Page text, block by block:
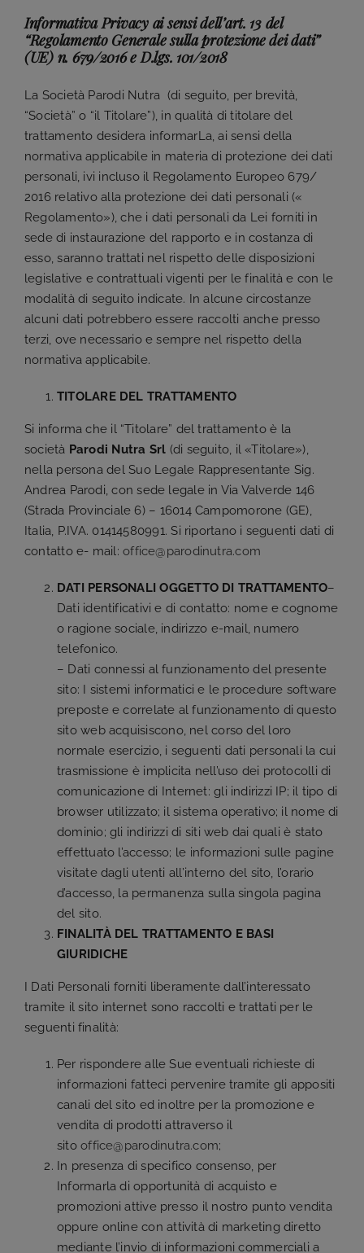
Informativa Privacy ai sensi dell’art. 13 del
“Regolamento Generale sulla protezione dei dati”
(UE) n. 679/2016 e D.lgs. 101/2018
La Società Parodi Nutra (di seguito, per brevità,
“Società” o “il Titolare”), in qualità di titolare del
trattamento desidera informarLa, ai sensi della
normativa applicabile in materia di protezione dei dati
personali, ivi incluso il Regolamento Europeo 679/
2016 relativo alla protezione dei dati personali («
Regolamento»), che i dati personali da Lei forniti in
sede di instaurazione del rapporto e in costanza di
esso, saranno trattati nel rispetto delle disposizioni
legislative e contrattuali vigenti per le finalità e con le
modalità di seguito indicate. In alcune circostanze
alcuni dati potrebbero essere raccolti anche presso
terzi, ove necessario e sempre nel rispetto della
normativa applicabile.
TITOLARE DEL TRATTAMENTO
Si informa che il “Titolare” del trattamento è la
società Parodi Nutra Srl (di seguito, il «Titolare»),
nella persona del Suo Legale Rappresentante Sig.
Andrea Parodi, con sede legale in Via Valverde 146
(Strada Provinciale 6) – 16014 Campomorone (GE),
Italia, P.IVA. 01414580991. Si riportano i seguenti dati di
contatto e- mail:office@parodinutra.com
DATI PERSONALI OGGETTO DI TRATTAMENTO–
Dati identificativi e di contatto: nome e cognome
o ragione sociale, indirizzo e-mail, numero
telefonico.
– Dati connessi al funzionamento del presente
sito: I sistemi informatici e le procedure software
preposte e correlate al funzionamento di questo
sito web acquisiscono, nel corso del loro
normale esercizio, i seguenti dati personali la cui
trasmissione è implicita nell’uso dei protocolli di
comunicazione di Internet: gli indirizzi IP; il tipo di
browser utilizzato; il sistema operativo; il nome di
dominio; gli indirizzi di siti web dai quali è stato
effettuato l’accesso; le informazioni sulle pagine
visitate dagli utenti all’interno del sito, l’orario
d’accesso, la permanenza sulla singola pagina
del sito.
FINALITÀ DEL TRATTAMENTO E BASI
GIURIDICHE
I Dati Personali forniti liberamente dall’interessato
tramite il sito internet sono raccolti e trattati per le
seguenti finalità:
Per rispondere alle Sue eventuali richieste di
informazioni fatteci pervenire tramite gli appositi
canali del sito ed inoltre per la promozione e
vendita di prodotti attraverso il
sitooffice@parodinutra.com;
In presenza di specifico consenso, per
Informarla di opportunità di acquisto e
promozioni attive presso il nostro punto vendita
oppure online con attività di marketing diretto
mediante l’invio di informazioni commerciali a